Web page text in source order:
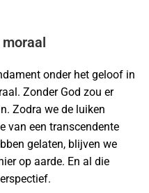
onder het geloof in
Zonder God zou er
Zodra we de luiken
van een transcendente
gelaten, blijven we
op aarde. En al die